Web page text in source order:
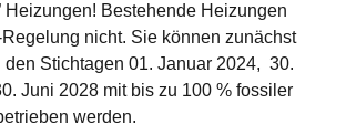
Heizungen! Bestehende Heizungen
Regelung nicht. Sie können zunächst
den Stichtagen 01. Januar 2024, 30.
Juni 2028 mit bis zu 100 % fossiler
werden.